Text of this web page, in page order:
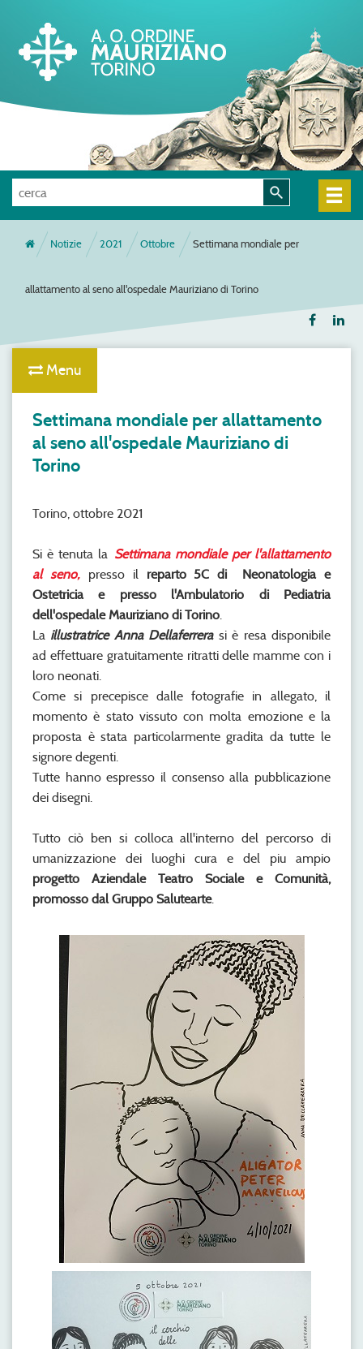
Notizie 2021 Ottobre Settimana mondiale per
allattamento al seno all'ospedale Mauriziano di Torino
Menu
Settimana mondiale per allattamento
al seno all'ospedale Mauriziano di
Torino
Torino, ottobre 2021
Si è tenuta la Settimana mondiale per l'allattamento
al seno,
presso il reparto 5C di Neonatologia e
Ostetricia e presso l'Ambulatorio di Pediatria
dell'ospedale Mauriziano di Torino.
La illustratrice Anna Dellaferrerasi è resa disponibile
ad effettuare gratuitamente ritratti delle mamme con i
loro neonati.
Come si precepisce dalle fotografie in allegato, il
momento è stato vissuto con molta emozione e la
proposta è stata particolarmente gradita da tutte le
signore degenti.
Tutte hanno espresso il consenso alla pubblicazione
dei disegni.
Tutto ciò ben si colloca all'interno del percorso di
umanizzazione dei luoghi cura e del piu ampio
progetto Aziendale Teatro Sociale e Comunità,
promosso dal Gruppo Salutearte.